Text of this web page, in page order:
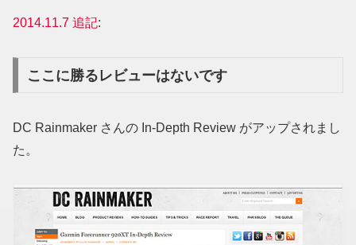
2014.11.7 追記:
ここに勝るレビューはないです
DC Rainmaker さんの In-Depth Review がアップされまし
た。